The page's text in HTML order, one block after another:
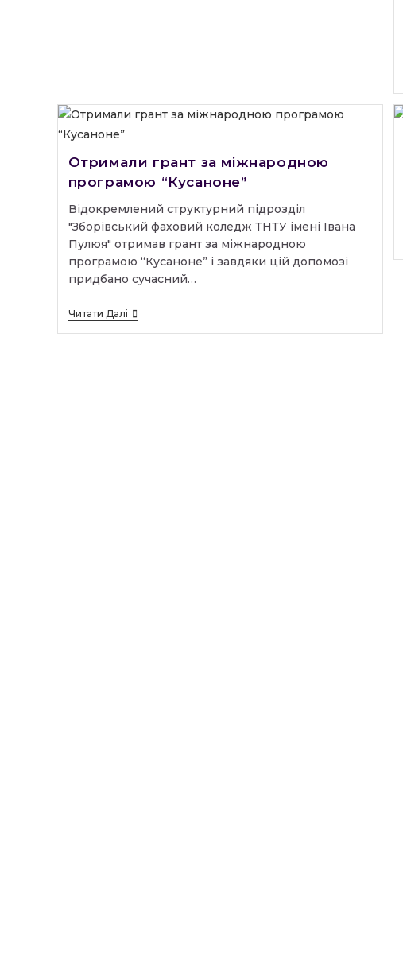
Важливий
Етап
Вступні
Випробування
Формі
Співбесіди
Для
Вступників,
Які
Прагнуть
Стати
Нашого
Закладу
Освіти.
Отримали грант за міжнародною
програмою “Кусаноне”
Відокремлений структурний підрозділ
"Зборівський фаховий коледж ТНТУ імені Івана
Пулюя" отримав грант за міжнародною
програмою “Кусаноне” і завдяки цій допомозі
придбано сучасний…
Читати ДаліОтримали